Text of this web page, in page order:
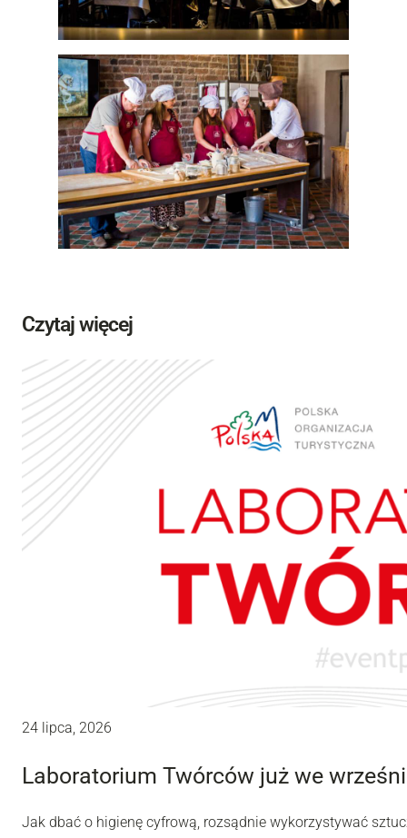
Czytaj więcej
24 lipca, 2026
Laboratorium Twórców już we
Jak dbać o higienę cyfrową, rozsądnie wykorzystywać